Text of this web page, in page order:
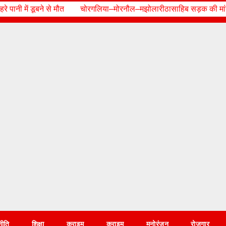
सड़क की मांग को लेकर बुद्धपार्क में गरजे
शिक्षा क्राइम क्राइम मनोरंजन रोज़गार